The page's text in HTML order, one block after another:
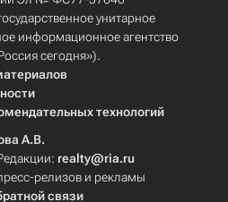
унитарное
информационное агентство
сегодня»).
технологий
А.В.
realty@ria.ru
релизов и рекламы
связи